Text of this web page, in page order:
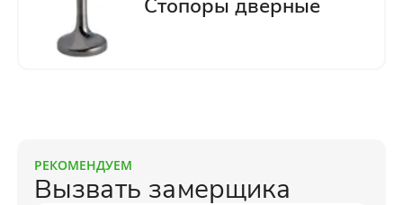
РЕКОМЕНДУЕМ
Вызвать замерщика